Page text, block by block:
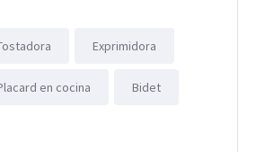
Exprimidora
en cocina Bidet